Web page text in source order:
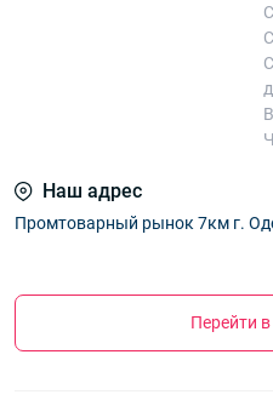
Наш адрес
Промтоварный рынок 7км г.
Перейти